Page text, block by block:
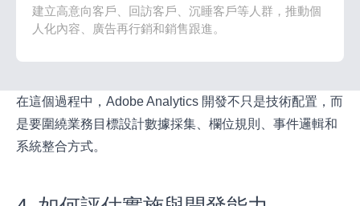
建立高意向客戶、回訪客戶、沉睡客戶等人群，推動個
人化內容、廣告再行銷和銷售跟進。
在這個過程中，Adobe Analytics 開發不只是技術配置，而
是要圍繞業務目標設計數據採集、欄位規則、事件邏輯和
系統整合方式。